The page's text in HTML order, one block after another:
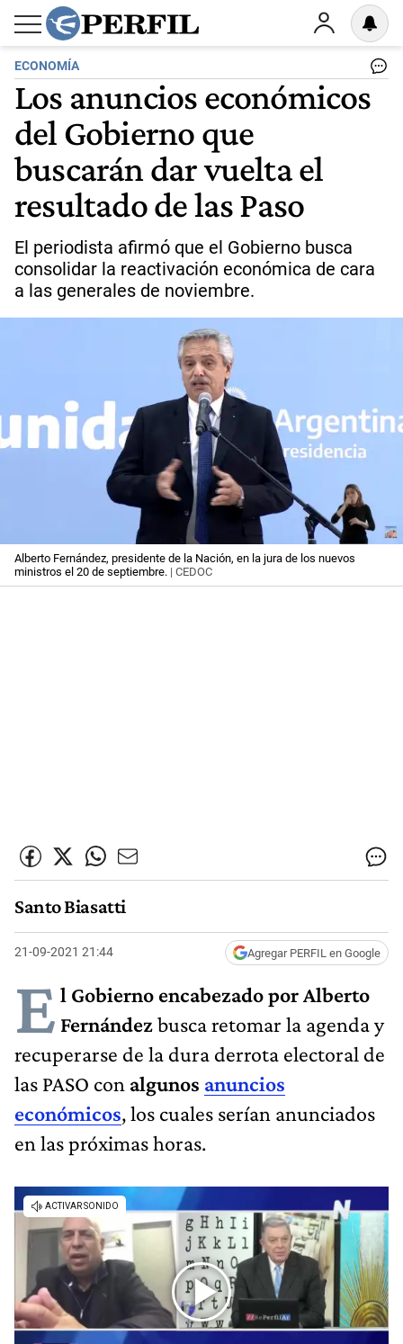
ECONOMÍA
Los anuncios económicos
del Gobierno que
buscarán dar vuelta el
resultado de las Paso
El periodista afirmó que el Gobierno busca
consolidar la reactivación económica de cara
a las generales de noviembre.
Alberto Fernández, presidente de la Nación, en la jura de los nuevos
ministros el 20 de septiembre. | CEDOC
Santo Biasatti
21-09-2021 21:44 Agregar PERFIL en Google
E l Gobierno encabezado por Alberto
Fernándezbusca retomar la agenda y
recuperarse de la dura derrota electoral de
las PASO con algunos anuncios
económicos, los cuales serían anunciados
en las próximas horas.